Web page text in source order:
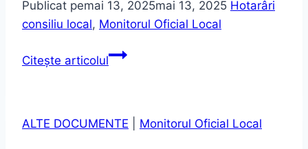
Publicat pemai 13, 2025mai 13, 2025 Hotarâri
consiliu local, Monitorul Oficial Local
Citește articolulHCL
ALTE DOCUMENTE Monitorul Oficial Local